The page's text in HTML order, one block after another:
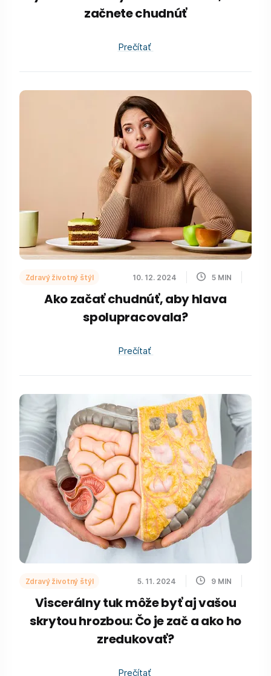
začnete chudnúť
Prečítať
Zdravý životný štýl 10. 12. 2024 5 MIN
Ako začať chudnúť, aby hlava
spolupracovala?
Prečítať
Zdravý životný štýl 5. 11. 2024 9 MIN
Viscerálny tuk môže byť aj vašou
skrytou hrozbou: Čo je zač a ako ho
zredukovať?
Prečítať